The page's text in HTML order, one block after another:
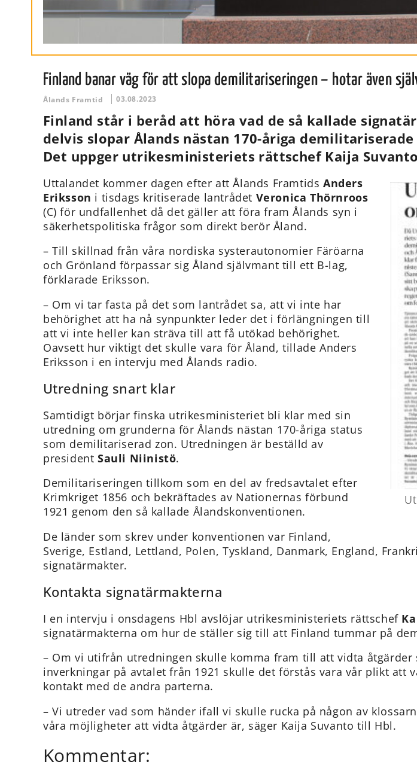
Finland banar väg för att slopa demilitariseringen – hotar även
Ålands Framtid 03.08.2023
Finland står i beråd att höra vad de så kallade
delvis slopar Ålands nästan 170-åriga
Det uppger utrikesministeriets rättschef Kaija
Uttalandet kommer dagen efter att Ålands Framtids Anders
Eriksson i tisdags kritiserade lantrådet Veronica Thörnroos
(C) för undfallenhet då det gäller att föra fram Ålands syn i
säkerhetspolitiska frågor som direkt berör Åland.
– Till skillnad från våra nordiska systerautonomier Färöarna
och Grönland förpassar sig Åland självmant till ett B-lag,
förklarade Eriksson.
– Om vi tar fasta på det som lantrådet sa, att vi inte har
behörighet att ha nå synpunkter leder det i förlängningen till
att vi inte heller kan sträva till att få utökad behörighet.
Oavsett hur viktigt det skulle vara för Åland, tillade Anders
Eriksson i en intervju med Ålands radio.
Utredning snart klar
Samtidigt börjar finska utrikesministeriet bli klar med sin
utredning om grunderna för Ålands nästan 170-åriga status
som demilitariserad zon. Utredningen är beställd av
president Sauli Niinistö.
Demilitariseringen tillkom som en del av fredsavtalet efter
Krimkriget 1856 och bekräftades av Nationernas förbund
1921 genom den så kallade Ålandskonventionen.
De länder som skrev under konventionen var Finland,
Sverige, Estland, Lettland, Polen, Tyskland, Danmark, England,
signatärmakter.
Kontakta signatärmakterna
I en intervju i onsdagens Hbl avslöjar utrikesministeriets rättschef
signatärmakterna om hur de ställer sig till att Finland tummar på
– Om vi utifrån utredningen skulle komma fram till att vidta åtgärder
inverkningar på avtalet från 1921 skulle det förstås vara vår plikt att
kontakt med de andra parterna.
– Vi utreder vad som händer ifall vi skulle rucka på någon av
våra möjligheter att vidta åtgärder är, säger Kaija Suvanto till Hbl.
Kommentar: